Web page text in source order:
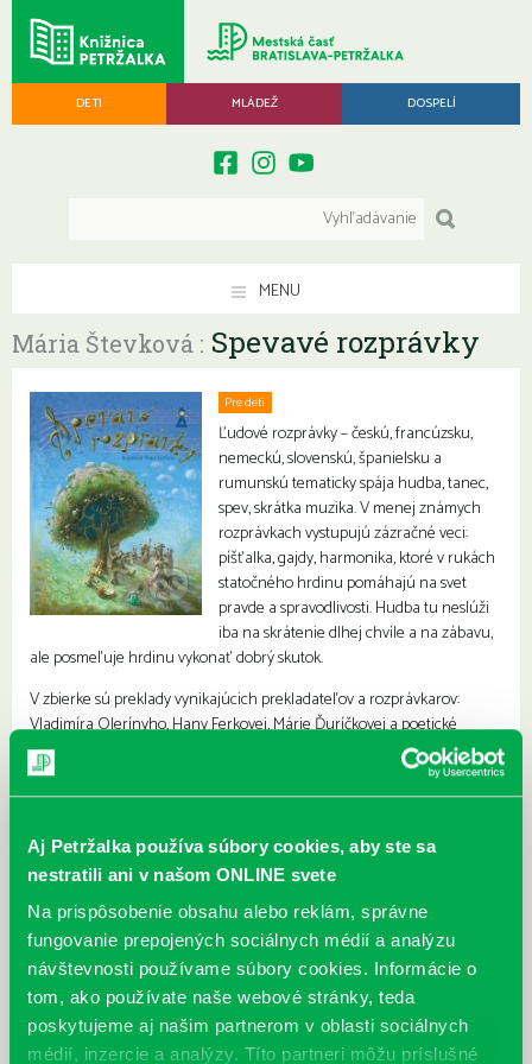
Aj Petržalka používa súbory cookies, aby ste sa
nestratili ani v našom ONLINE svete
Na prispôsobenie obsahu alebo reklám, správne
fungovanie prepojených sociálnych médií a analýzu
návštevnosti používame súbory cookies. Informácie o
tom, ako používate naše webové stránky, teda
poskytujeme aj našim partnerom v oblasti sociálnych
médií, inzercie a analýzy. Títo partneri môžu príslušné
DETI MLÁDEŽ DOSPELÍ
MENU
Mária Števková : Spevavé rozprávky
Pre deti
Ľudové rozprávky – českú, francúzsku,
nemeckú, slovenskú, španielsku a
rumunskú tematicky spája hudba, tanec,
spev, skrátka muzika. V menej známych
rozprávkach vystupujú zázračné veci:
píšťalka, gajdy, harmonika, ktoré v rukách
statočného hrdinu pomáhajú na svet
pravde a spravodlivosti. Hudba tu neslúži
iba na skrátenie dlhej chvíle a na zábavu,
ale posmeľuje hrdinu vykonať dobrý skutok.
V zbierke sú preklady vynikajúcich prekladateľov a rozprávkarov:
Vladimíra Olerínyho, Hany Ferkovej, Márie Ďuríčkovej a poetické
ilustrácie Petra Uchnára nositeľa prestížnych ocenení za ilustrátorskú
tvorbu.